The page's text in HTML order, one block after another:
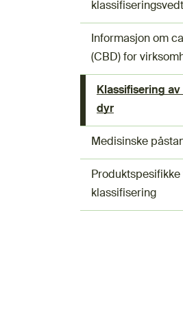
Informasjon om
(CBD) for
Klassifisering
dyr
Medisinske
klassifisering